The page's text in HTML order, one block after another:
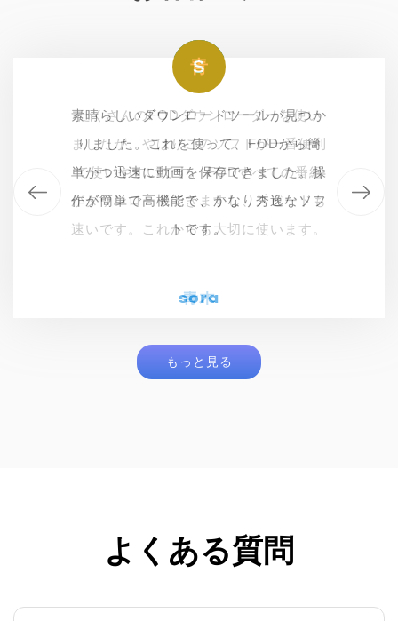
S
素晴らしいダウンロードツールが見つか
りました。これを使って、FODから簡
単かつ迅速に動画を保存できました。操
作が簡単で高機能で、かなり秀逸なソフ
トです。
sora
ハ
いつもFODで人気のドラマとバラエテ
ィを視聴します。このFODダウンロー
ダーはFODのすべての動画を高画質で
ダウンロードできます。最高です
わ！！！
ハラダ
青
たくさんのFODダウンローダーを使い
ましたが、やはりこのソフトが一番便利
で使いやすいです。 FODすべての番組
がダウンロードできますし、スピードも
速いです。これからも大切に使います。
青木
S
素晴らしいダウンロードツールが見つか
りました。これを使って、FODから簡
単かつ迅速に動画を保存できました。操
作が簡単で高機能で、かなり秀逸なソフ
トです。
sora
もっと見る
よくある質問